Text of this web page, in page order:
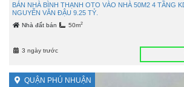
BÁN NHÀ BÌNH THẠNH OTO VÀO NHÀ 50M2 4 TẦNG
NGUYỄN VĂN ĐẬU 9.25 TỶ.
Nhà đất bán 50m2
3 ngày trước
QUẬN PHÚ NHUẬN